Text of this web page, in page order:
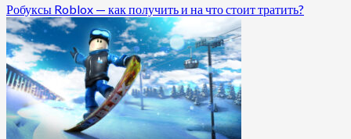
Робуксы Roblox — как получить и на что стоит тратить?